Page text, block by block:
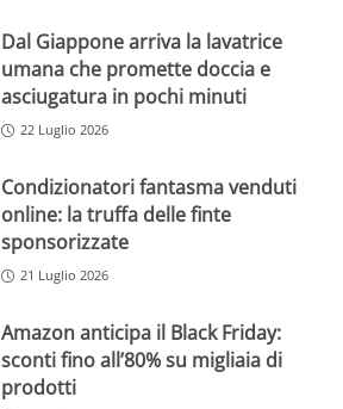
Dal Giappone arriva la lavatrice
umana che promette doccia e
asciugatura in pochi minuti
22 Luglio 2026
Condizionatori fantasma venduti
online: la truffa delle finte
sponsorizzate
21 Luglio 2026
Amazon anticipa il Black Friday:
sconti fino all’80% su migliaia di
prodotti